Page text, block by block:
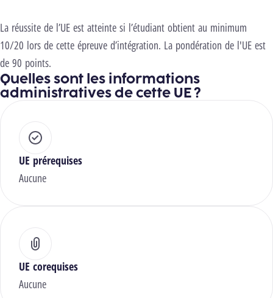
La réussite de l’UE est atteinte si l’étudiant obtient au minimum
10/20 lors de cette épreuve d’intégration. La pondération de l'UE est
de 90 points.
Quelles sont les informations
administratives de cette UE ?
UE prérequises
Aucune
UE corequises
Aucune